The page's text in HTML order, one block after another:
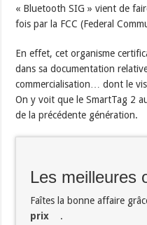
« Bluetooth SIG » vient de
fois par la FCC (Federal
En effet, cet organisme
dans sa documentation
commercialisation… dont le
On y voit que le SmartTag 2
de la précédente génération.
Les meilleures
Faîtes la bonne affaire
prix
.